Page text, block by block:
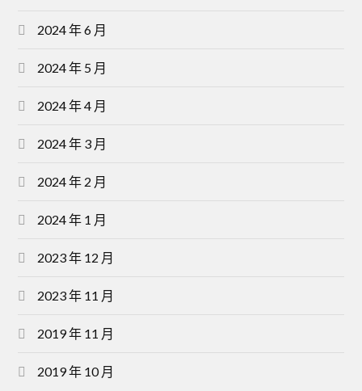
2024 年 6 月
2024 年 5 月
2024 年 4 月
2024 年 3 月
2024 年 2 月
2024 年 1 月
2023 年 12 月
2023 年 11 月
2019 年 11 月
2019 年 10 月